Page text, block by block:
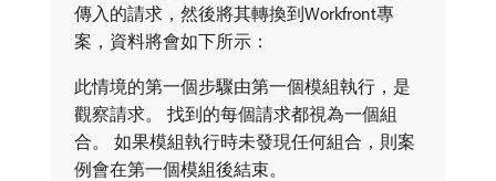
傳入的請求，然後將其轉換到Workfront專
案，資料將會如下所示：
此情境的第一個步驟由第一個模組執行，是
觀察請求。 找到的每個請求都視為一個組
合。 如果模組執行時未發現任何組合，則案
例會在第一個模組後結束。